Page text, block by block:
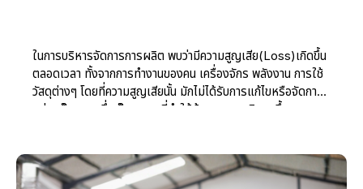
ในการบริหารจัดการการผลิต พบว่ามีความสูญเสีย(Loss)เกิดขึ้น
ตลอดเวลา ทั้งจากการทำงานของคน เครื่องจักร พลังงาน การใช้
วัสดุต่างๆ โดยที่ความสูญเสียนั้น มักไม่ได้รับการแก้ไขหรือจัดการ
อย่างเป็นระบบ ซึ่งเป็นสาเหตุที่ทำให้ต้นทุน การผลิตสูงขึ้นและ
เข้าใจว่าเป็นระบบเพื่อการซ่อมบำรุงเครื่องจักรที่ทุกคนมีส่วนร่วม
เท่านั้น แต่ความเป็นจริง TPM นับเป็นระบบบริหารจัดการการผลิต